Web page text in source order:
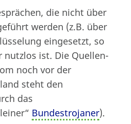
die nicht über
werden (z.B. über
eingesetzt, so
ist. Die Quellen-
noch vor der
steht den
das
Bundestrojaner).